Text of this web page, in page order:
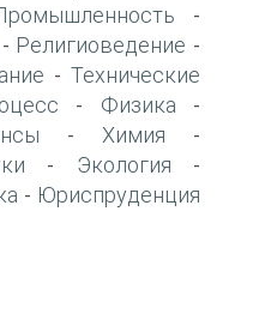
-
- Религиоведение -
- Технические
- Физика -
- Химия -
- Экология -
- Юриспруденция